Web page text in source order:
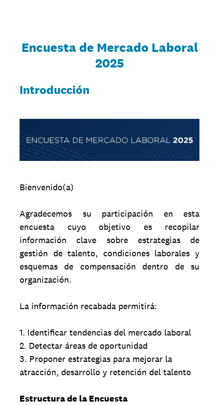
Encuesta de Mercado Laboral
2025
Introducción
Bienvenido(a)
Agradecemos su participación en esta
encuesta cuyo objetivo es recopilar
información clave sobre estrategias de
gestión de talento, condiciones laborales y
esquemas de compensación dentro de su
organización.
La información recabada permitirá:
1. Identificar tendencias del mercado laboral
2. Detectar áreas de oportunidad
3. Proponer estrategias para mejorar la
atracción, desarrollo y retención del talento
Estructura de la Encuesta